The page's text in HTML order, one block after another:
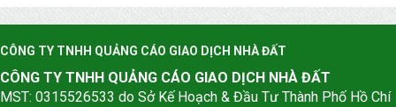
CÔNG TY TNHH QUẢNG CÁO GIAO DỊCH NHÀ ĐẤT
CÔNG TY TNHH QUẢNG CÁO GIAO DỊCH NHÀ ĐẤT
MST: 0315526533 do Sở Kế Hoạch & Đầu Tư Thành Phố Hồ Chí